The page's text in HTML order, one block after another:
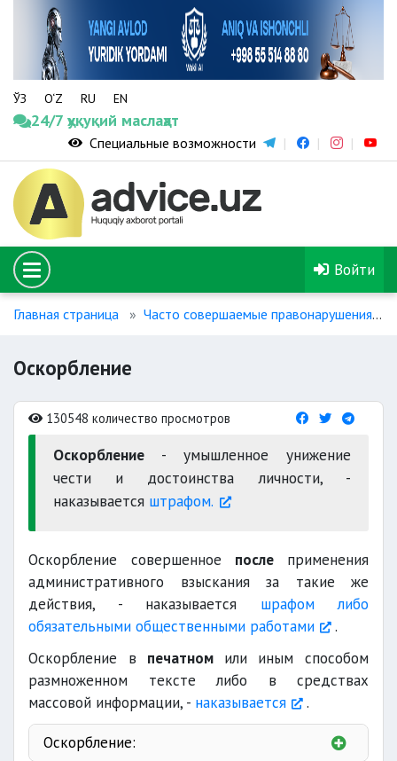
ЎЗ O‘Z RU EN
24/7 ҳуқуқий маслаҳат
Специальные возможности
Войти
Главная страница Часто совершаемые правонарушения
Оскорбление
130548 количество просмотров
Оскорбление - умышленное унижение
чести и достоинства личности, -
наказывается штрафом.
Оскорбление совершенное после применения
административного взыскания за такие же
действия, - наказывается шрафом либо
обязательными общественными работами
.
Оскорбление в печатном или иным способом
размноженном тексте либо в средствах
массовой информации, - наказывается .
Оскорбление: